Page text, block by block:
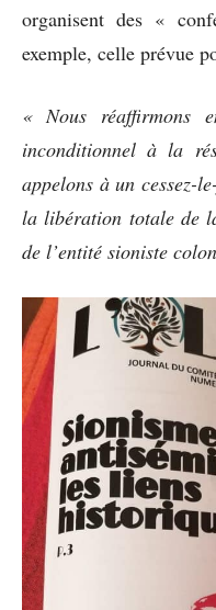
organisent des «
exemple, celle prévue
« Nous réaffirmons
inconditionnel à la
appelons à un cessez-
la libération totale de
de l’entité sioniste